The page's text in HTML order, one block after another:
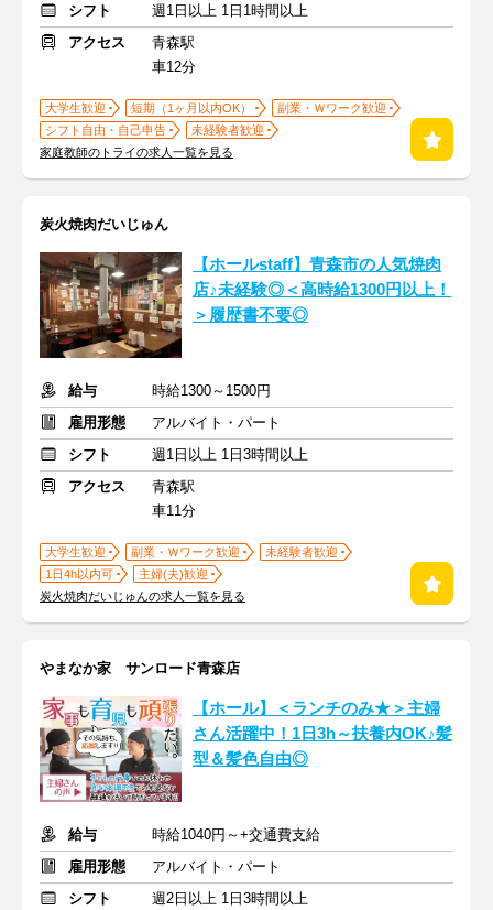
シフト
週1日以上 1日1時間以上
アクセス
青森駅
車12分
大学生歓迎 短期（1ヶ月以内OK）
副業・Ｗワーク歓迎
シフト自由・自己申告
未経験者歓迎
家庭教師のトライの求人一覧を見る
炭火焼肉だいじゅん
【ホールstaff】青森市の人気焼肉
店♪未経験◎＜高時給1300円以上！
＞履歴書不要◎
給与
時給1300～1500円
雇用形態
アルバイト・パート
シフト
週1日以上 1日3時間以上
アクセス
青森駅
車11分
大学生歓迎 副業・Ｗワーク歓迎
未経験者歓迎
1日4h以内可
主婦(夫)歓迎
炭火焼肉だいじゅんの求人一覧を見る
やまなか家 サンロード青森店
【ホール】＜ランチのみ★＞主婦
さん活躍中！1日3h～扶養内OK♪髪
型＆髪色自由◎
給与
時給1040円～+交通費支給
雇用形態
アルバイト・パート
シフト
週2日以上 1日3時間以上